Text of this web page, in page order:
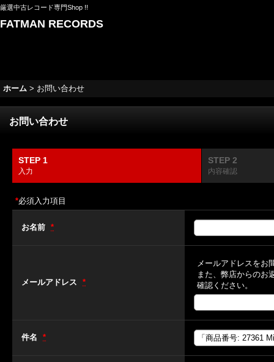
厳選中古レコード専門Shop !!
FATMAN RECORDS
ホーム > お問い合わせ
お問い合わせ
STEP 1
入力
STEP 2
内容確認
*必須入力項目
お名前 *
メールアドレス *
メールアドレスをお
また、弊店からのお
確認ください。
件名 *